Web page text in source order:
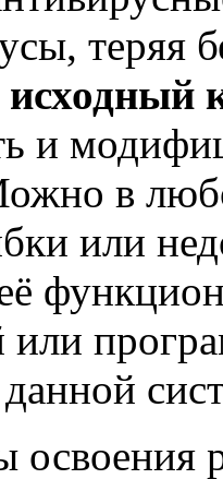
теряя
и
в
или
или
освоения